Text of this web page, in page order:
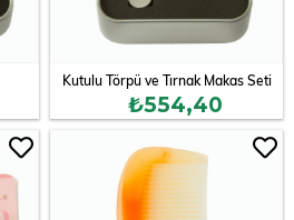
Kutulu Törpü ve Tırnak Makas Seti
₺554,40